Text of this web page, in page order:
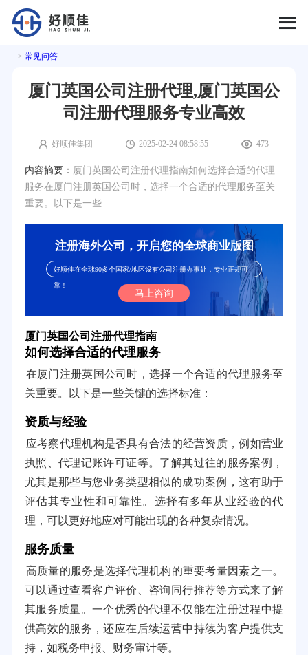
> 常见问答
厦门英国公司注册代理,厦门英国公
司注册代理服务专业高效
好顺佳集团 2025-02-24 08:58:55 473
内容摘要： 厦门英国公司注册代理指南如何选择合适的代理
服务在厦门注册英国公司时，选择一个合适的代理服务至关
重要。以下是一些...
注册海外公司，开启您的全球商业版图
好顺佳在全球90多个国家/地区设有公司注册办事处，专业正规可
靠！
马上咨询
厦门英国公司注册代理指南
如何选择合适的代理服务
在厦门注册英国公司时，选择一个合适的代理服务至
关重要。以下是一些关键的选择标准：
资质与经验
应考察代理机构是否具有合法的经营资质，例如营业
执照、代理记账许可证等。了解其过往的服务案例，
尤其是那些与您业务类型相似的成功案例，这有助于
评估其专业性和可靠性。选择有多年从业经验的代
理，可以更好地应对可能出现的各种复杂情况。
服务质量
高质量的服务是选择代理机构的重要考量因素之一。
可以通过查看客户评价、咨询同行推荐等方式来了解
其服务质量。一个优秀的代理不仅能在注册过程中提
供高效的服务，还应在后续运营中持续为客户提供支
持，如税务申报、财务审计等。